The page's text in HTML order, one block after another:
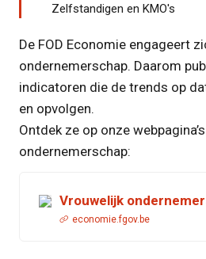
Zelfstandigen en KMO's
De FOD Economie engageert
ondernemerschap. Daarom
indicatoren die de trends op
en opvolgen.
Ontdek ze op onze
ondernemerschap:
Vrouwelijk
economie.fgov.be